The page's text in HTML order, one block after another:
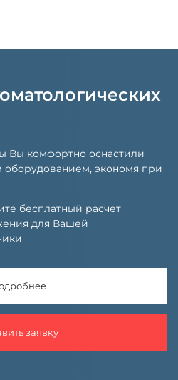
Вы комфортно оснастили
экономя при
бесплатный расчет
для Вашей
заявку